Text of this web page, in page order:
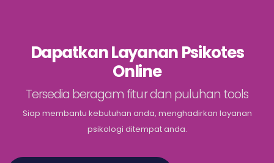
Dapatkan Layanan Psikotes
Online
Tersedia beragam fitur dan puluhan tools
Siap membantu kebutuhan anda, menghadirkan layanan
psikologi ditempat anda.